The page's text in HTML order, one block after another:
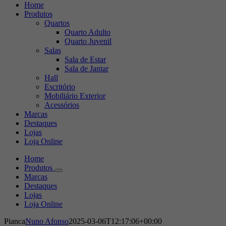
Home
Produtos
Quartos
Quarto Adulto
Quarto Juvenil
Salas
Sala de Estar
Sala de Jantar
Hall
Escritório
Mobiliário Exterior
Acessórios
Marcas
Destaques
Lojas
Loja Online
Home
Produtos
Marcas
Destaques
Lojas
Loja Online
PiancaNuno Afonso2025-03-06T12:17:06+00:00